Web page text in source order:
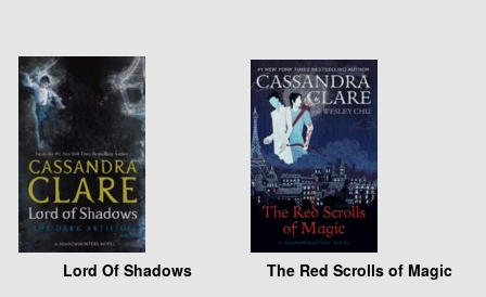
Lord Of Shadows The Red Scrolls of Magic